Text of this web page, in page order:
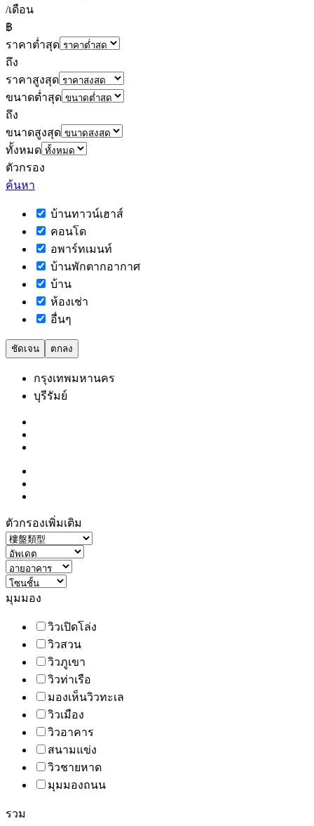
/เดือน
฿
ราคาต่ำสุด
ถึง
ราคาสูงสุด
ขนาดต่ำสุด
ถึง
ขนาดสูงสุด
ทั้งหมด
ตัวกรอง
ค้นหา
บ้านทาวน์เฮาส์
คอนโด
อพาร์ทเมนท์
บ้านพักตากอากาศ
บ้าน
ห้องเช่า
อื่นๆ
ชัดเจน ตกลง
กรุงเทพมหานคร
บุรีรัมย์
ตัวกรองเพิ่มเติม
มุมมอง
วิวเปิดโล่ง
วิวสวน
วิวภูเขา
วิวท่าเรือ
มองเห็นวิวทะเล
วิวเมือง
วิวอาคาร
สนามแข่ง
วิวชายหาด
มุมมองถนน
รวม